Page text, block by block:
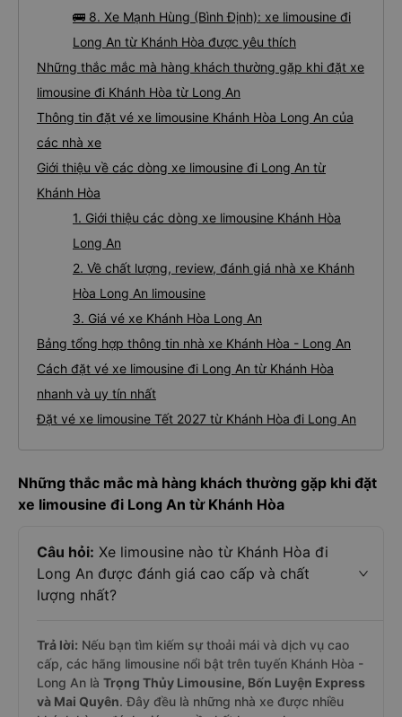
🚌 8. Xe Mạnh Hùng (Bình Định): xe limousine đi
Long An từ Khánh Hòa được yêu thích
Những thắc mắc mà hàng khách thường gặp khi đặt xe
limousine đi Khánh Hòa từ Long An
Thông tin đặt vé xe limousine Khánh Hòa Long An của
các nhà xe
Giới thiệu về các dòng xe limousine đi Long An từ
Khánh Hòa
1. Giới thiệu các dòng xe limousine Khánh Hòa
Long An
2. Về chất lượng, review, đánh giá nhà xe Khánh
Hòa Long An limousine
3. Giá vé xe Khánh Hòa Long An
Bảng tổng hợp thông tin nhà xe Khánh Hòa - Long An
Cách đặt vé xe limousine đi Long An từ Khánh Hòa
nhanh và uy tín nhất
Đặt vé xe limousine Tết 2027 từ Khánh Hòa đi Long An
Những thắc mắc mà hàng khách thường gặp khi đặt
xe limousine đi Long An từ Khánh Hòa
Câu hỏi: Xe limousine nào từ Khánh Hòa đi
Long An được đánh giá cao cấp và chất
lượng nhất?
Trả lời: Nếu bạn tìm kiếm sự thoải mái và dịch vụ cao
cấp, các hãng limousine nổi bật trên tuyến Khánh Hòa -
Long An là Trọng Thủy Limousine, Bốn Luyện Express
và Mai Quyên. Đây đều là những nhà xe được nhiều